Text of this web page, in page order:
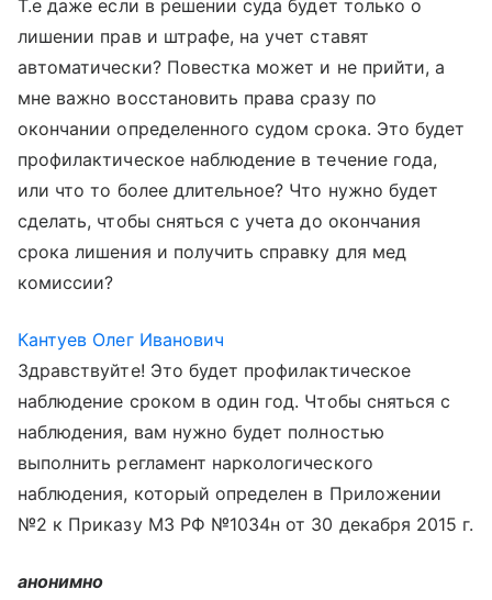
Т.е даже если в решении суда будет только о
лишении прав и штрафе, на учет ставят
автоматически? Повестка может и не прийти, а
мне важно восстановить права сразу по
окончании определенного судом срока. Это будет
профилактическое наблюдение в течение года,
или что то более длительное? Что нужно будет
сделать, чтобы сняться с учета до окончания
срока лишения и получить справку для мед
комиссии?
Кантуев Олег Иванович
Здравствуйте! Это будет профилактическое
наблюдение сроком в один год. Чтобы сняться с
наблюдения, вам нужно будет полностью
выполнить регламент наркологического
наблюдения, который определен в Приложении
№2 к Приказу МЗ РФ №1034н от 30 декабря 2015 г.
анонимно